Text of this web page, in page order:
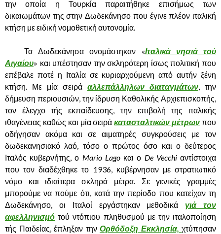
την οποία η Τουρκία παραιτήθηκε επισήμως των
δικαιωμάτων της στην Δωδεκάνησο που έγινε πλέον ιταλική
κτήση με ειδική νομοθετική αυτονομία.
Τα Δωδεκάνησα ονομάστηκαν «Ιταλικά νησιά τού
Αιγαίου» και υπέστησαν την σκληρότερη ίσως πολιτική που
επέβαλε ποτέ η Ιταλία σε κυριαρχούμενη από αυτήν ξένη
κτήση. Με μία σειρά αλλεπάλληλων διαταγμάτων, την
δήμευση περιουσιών, την ίδρυση Καθολικής Αρχιεπισκοπής,
τον έλεγχο τής εκπαίδευσης, την επιβολή της ιταλικής
ιθαγένειας καθώς και μία σειράκατασταλτικών μέτρων που
οδήγησαν ακόμα και σε αιματηρές συγκρούσεις με τον
δωδεκανησιακό λαό, τόσο ο πρώτος όσο και ο δεύτερος
Ιταλός κυβερνήτης, ο Mario Lagoκαι ο De Vecchiαντίστοιχα
που τον διαδέχθηκε το 1936, κυβέρνησαν με στρατιωτικό
νόμο και ιδιαίτερα σκληρά μέτρα. Σε γενικές γραμμές
μπορούμε να πούμε ότι, κατά την περίοδο που κατείχαν τη
Δωδεκάνησο, οι Ιταλοί εργάστηκαν μεθοδικά γιά τον
αφελληνισμό τού ντόπιου πληθυσμού με την ιταλοποίηση
τής Παιδείας, έπληξαν την Ορθόδοξη Εκκλησία, χτύπησαν